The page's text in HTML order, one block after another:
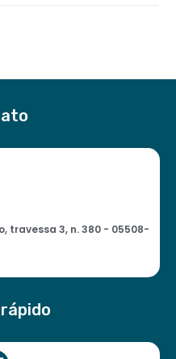
travessa 3, n. 380 - 05508-